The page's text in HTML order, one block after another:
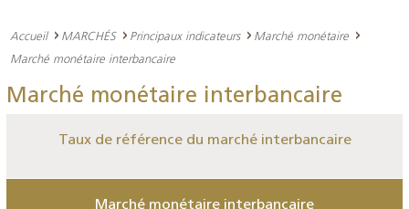
Accueil MARCHÉS Principaux indicateurs
Marché monétaire
Marché monétaire interbancaire
Marché monétaire interbancaire
Taux de référence du marché interbancaire
Marché monétaire interbancaire